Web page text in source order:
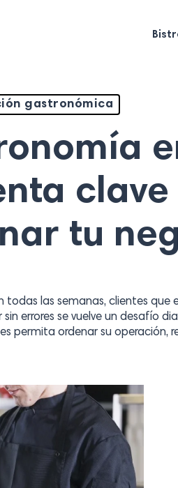
gastronómica
tu
las semanas, clientes que
errores se vuelve un desafío
permita ordenar su operación,